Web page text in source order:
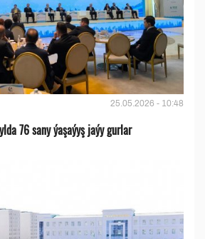
25.05.2026 - 10:48
76 sany ýaşaýyş jaýy gurlar